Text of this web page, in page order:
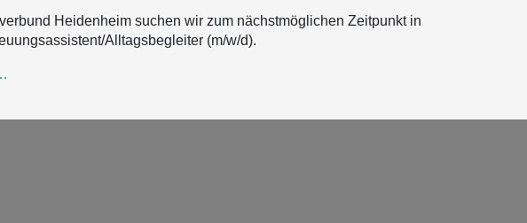
Heidenheim suchen wir zum nächstmöglichen Zeitpunkt in
Alltagsbegleiter (m/w/d).